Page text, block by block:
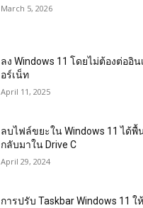
March 5, 2026
ลง Windows 11 โดยไม่ต้องต่ออิน
อร์เน็ท
April 11, 2025
ลบไฟล์ขยะใน Windows 11 ได้พื้
กลับมาใน Drive C
April 29, 2024
การปรับ Taskbar Windows 11 ให้